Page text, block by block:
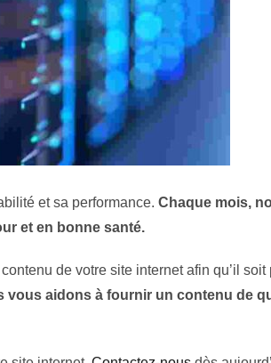
et sa performance. Chaque mois,
et en bonne santé.
de votre site internet afin qu’il
vous aidons à fournir un contenu de